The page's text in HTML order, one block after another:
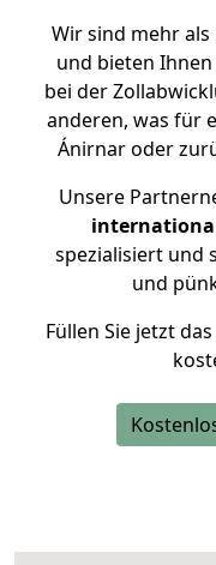
Wir sind mehr
und bieten Ihnen
bei der
anderen, was für
Ánirnar oder
Unsere
spezialisiert und
und
Füllen Sie jetzt